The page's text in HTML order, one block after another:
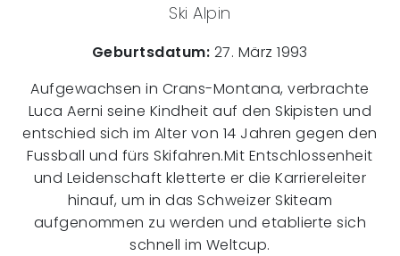
Ski Alpin
Geburtsdatum: 27. März 1993
Aufgewachsen in Crans-Montana, verbrachte
Luca Aerni seine Kindheit auf den Skipisten und
entschied sich im Alter von 14 Jahren gegen den
Fussball und fürs Skifahren.Mit Entschlossenheit
und Leidenschaft kletterte er die Karriereleiter
hinauf, um in das Schweizer Skiteam
aufgenommen zu werden und etablierte sich
schnell im Weltcup.